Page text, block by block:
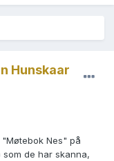
Hunskaar
Nes" på
de har skanna,